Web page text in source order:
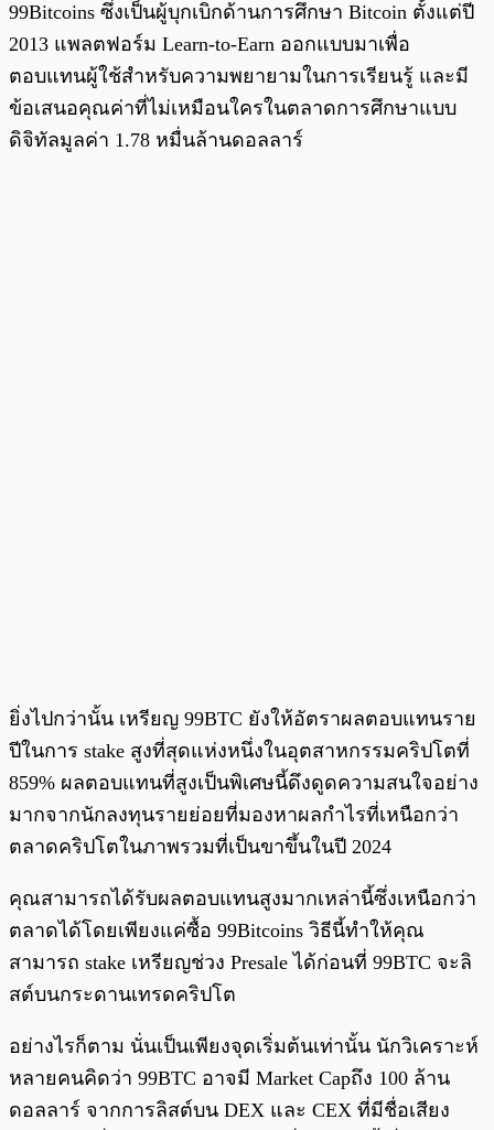
99Bitcoins ซึ่งเป็นผู้บุกเบิกด้านการศึกษา Bitcoin ตั้งแต่ปี
2013 แพลตฟอร์ม Learn-to-Earn ออกแบบมาเพื่อ
ตอบแทนผู้ใช้สำหรับความพยายามในการเรียนรู้ และมี
ข้อเสนอคุณค่าที่ไม่เหมือนใครในตลาดการศึกษาแบบ
ดิจิทัลมูลค่า 1.78 หมื่นล้านดอลลาร์
ยิ่งไปกว่านั้น เหรียญ 99BTC ยังให้อัตราผลตอบแทนราย
ปีในการ stake สูงที่สุดแห่งหนึ่งในอุตสาหกรรมคริปโตที่
859% ผลตอบแทนที่สูงเป็นพิเศษนี้ดึงดูดความสนใจอย่าง
มากจากนักลงทุนรายย่อยที่มองหาผลกำไรที่เหนือกว่า
ตลาดคริปโตในภาพรวมที่เป็นขาขึ้นในปี 2024
คุณสามารถได้รับผลตอบแทนสูงมากเหล่านี้ซึ่งเหนือกว่า
ตลาดได้โดยเพียงแค่ซื้อ 99Bitcoins วิธีนี้ทำให้คุณ
สามารถ stake เหรียญช่วง Presale ได้ก่อนที่ 99BTC จะลิ
สต์บนกระดานเทรดคริปโต
อย่างไรก็ตาม นั่นเป็นเพียงจุดเริ่มต้นเท่านั้น นักวิเคราะห์
หลายคนคิดว่า 99BTC อาจมี Market Capถึง 100 ล้าน
ดอลลาร์ จากการลิสต์บน DEX และ CEX ที่มีชื่อเสียง